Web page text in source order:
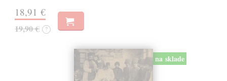
18,91 €
19,90 € ?
na sklade